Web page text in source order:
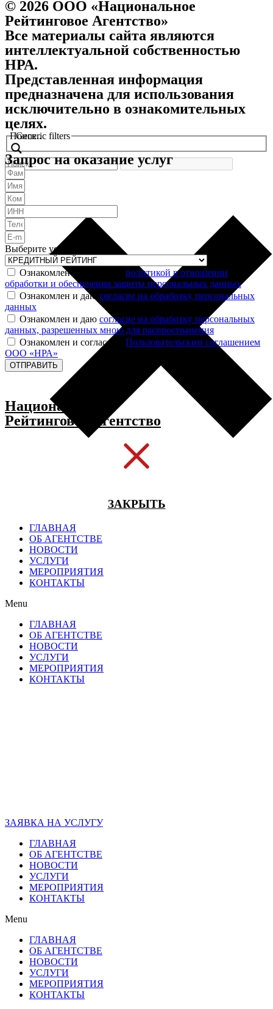
© 2026 ООО «Национальное
Рейтинговое Агентство»
Все материалы сайта являются
интеллектуальной собственностью
НРА.
Представленная информация
предназначена для использования
исключительно в ознакомительных
целях.
Поиск..
Generic filters
Запрос на оказание услуг
Выберите услугу
Ознакомлен и согласен с политикой в отношении
обработки и обеспечения защиты персональных данных
Ознакомлен и даю согласие на обработку персональных
данных
Ознакомлен и даю согласие на обработку персональных
данных, разрешенных мною для распространения
Ознакомлен и согласен с Пользовательским соглашением
ООО «НРА»
ОТПРАВИТЬ
Национальное
Рейтинговое Агентство
ЗАКРЫТЬ
ГЛАВНАЯ
ОБ АГЕНТСТВЕ
НОВОСТИ
УСЛУГИ
МЕРОПРИЯТИЯ
КОНТАКТЫ
Menu
ГЛАВНАЯ
ОБ АГЕНТСТВЕ
НОВОСТИ
УСЛУГИ
МЕРОПРИЯТИЯ
КОНТАКТЫ
ЗАЯВКА НА УСЛУГУ
ГЛАВНАЯ
ОБ АГЕНТСТВЕ
НОВОСТИ
УСЛУГИ
МЕРОПРИЯТИЯ
КОНТАКТЫ
Menu
ГЛАВНАЯ
ОБ АГЕНТСТВЕ
НОВОСТИ
УСЛУГИ
МЕРОПРИЯТИЯ
КОНТАКТЫ